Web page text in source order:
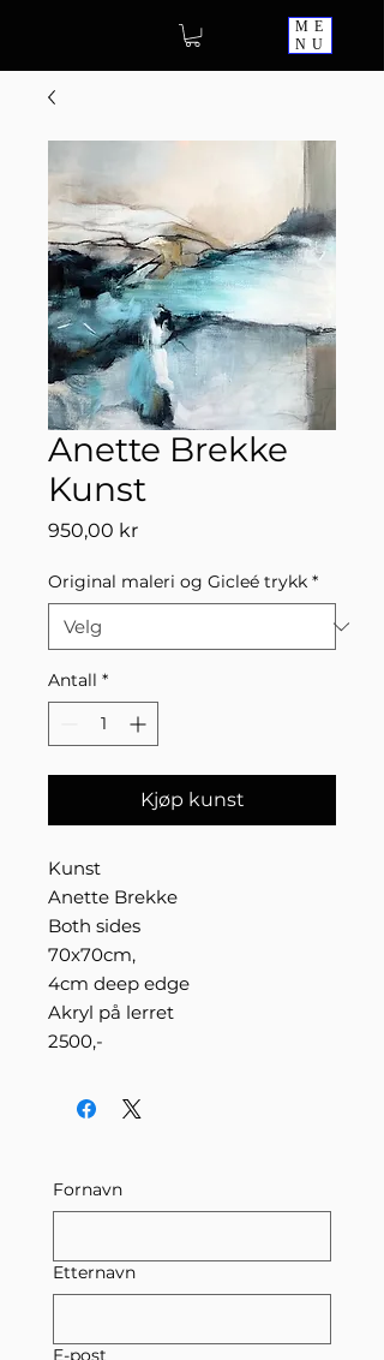
ME
NU
Anette Brekke
Kunst
950,00 krPris
Original maleri og Gicleé trykk *
Antall *
Kjøp kunst
Kunst
Anette Brekke
Both sides
70x70cm,
4cm deep edge
Akryl på lerret
2500,-
Fornavn
Etternavn
E-post